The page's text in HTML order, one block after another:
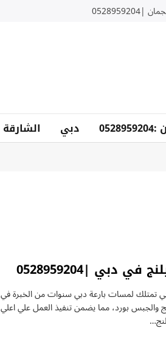
دبي الشارقة
دبي |0528959204
تمتلك لمسات بارعة دبي سنوات من الخبرة في
والجبس بورد، مما يضمن تنفيذ العمل علي اعلي